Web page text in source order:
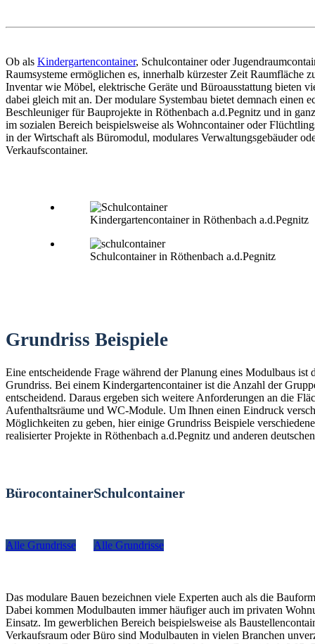
Ob als Kindergartencontainer, Schulcontainer oder
Raumsysteme ermöglichen es, innerhalb kürzester Zeit Raumfläche
Inventar wie Möbel, elektrische Geräte und Büroausstattung bieten
dabei gleich mit an. Der modulare Systembau bietet demnach einen
Beschleuniger für Bauprojekte in Röthenbach a.d.Pegnitz und in
im sozialen Bereich beispielsweise als Wohncontainer oder
in der Wirtschaft als Büromodul, modulares Verwaltungsgebäuder
Verkaufscontainer.
Kindergartencontainer in Röthenbach a.d.Pegnitz
Schulcontainer in Röthenbach a.d.Pegnitz
Grundriss Beispiele
Eine entscheidende Frage während der Planung eines Modulbaus ist
Grundriss. Bei einem Kindergartencontainer ist die Anzahl der
entscheidend. Daraus ergeben sich weitere Anforderungen an die
Aufenthaltsräume und WC-Module. Um Ihnen einen Eindruck
Möglichkeiten zu geben, hier einige Grundriss Beispiele
realisierter Projekte in Röthenbach a.d.Pegnitz und anderen
Bürocontainer
Alle Grundrisse
Schulcontainer
Alle Grundrisse
Das modulare Bauen bezeichnen viele Experten auch als die
Dabei kommen Modulbauten immer häufiger auch im privaten
Einsatz. Im gewerblichen Bereich beispielsweise als
Verkaufsraum oder Büro sind Modulbauten in vielen Branchen